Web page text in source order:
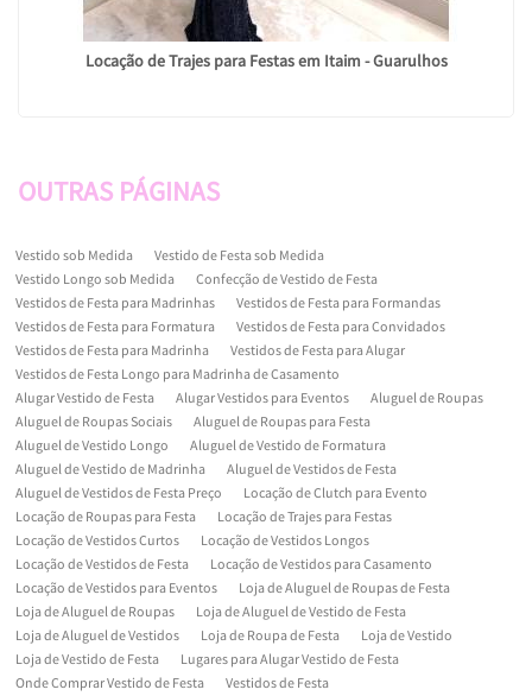
Locação de Trajes para Festas em Itaim - Guarulhos
OUTRAS PÁGINAS
Vestido sob Medida
Vestido de Festa sob Medida
Vestido Longo sob Medida
Confecção de Vestido de Festa
Vestidos de Festa para Madrinhas
Vestidos de Festa para Formandas
Vestidos de Festa para Formatura
Vestidos de Festa para Convidados
Vestidos de Festa para Madrinha
Vestidos de Festa para Alugar
Vestidos de Festa Longo para Madrinha de Casamento
Alugar Vestido de Festa
Alugar Vestidos para Eventos
Aluguel de Roupas
Aluguel de Roupas Sociais
Aluguel de Roupas para Festa
Aluguel de Vestido Longo
Aluguel de Vestido de Formatura
Aluguel de Vestido de Madrinha
Aluguel de Vestidos de Festa
Aluguel de Vestidos de Festa Preço
Locação de Clutch para Evento
Locação de Roupas para Festa
Locação de Trajes para Festas
Locação de Vestidos Curtos
Locação de Vestidos Longos
Locação de Vestidos de Festa
Locação de Vestidos para Casamento
Locação de Vestidos para Eventos
Loja de Aluguel de Roupas de Festa
Loja de Aluguel de Roupas
Loja de Aluguel de Vestido de Festa
Loja de Aluguel de Vestidos
Loja de Roupa de Festa
Loja de Vestido
Loja de Vestido de Festa
Lugares para Alugar Vestido de Festa
Onde Comprar Vestido de Festa
Vestidos de Festa